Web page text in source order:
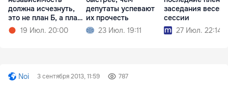
должна исчезнуть,
это не план Б, а план
А
19 Июл. 20:00
депутаты успевают
их прочесть
23 Июл. 19:11
заседания
сессии
27 Июл. 22:14
Noi 3 сентября 2013, 11:59 787